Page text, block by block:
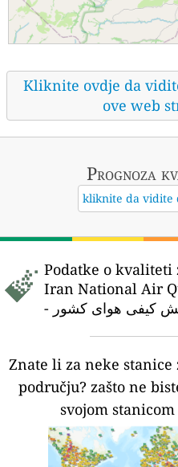
Kliknite ovdje da
ove web
Prognoza
kliknite da vidite
Podatke o kvaliteti
Iran National Air
Znate li za neke
području? zašto ne
svojom